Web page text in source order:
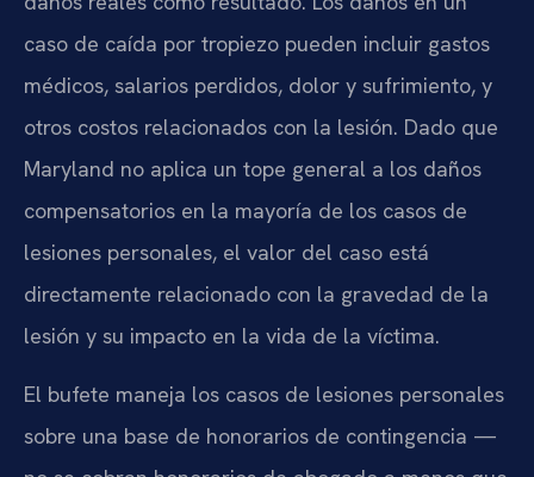
caso de caída por tropiezo pueden incluir gastos
médicos, salarios perdidos, dolor y sufrimiento, y
otros costos relacionados con la lesión. Dado que
Maryland no aplica un tope general a los daños
compensatorios en la mayoría de los casos de
lesiones personales, el valor del caso está
directamente relacionado con la gravedad de la
lesión y su impacto en la vida de la víctima.
El bufete maneja los casos de lesiones personales
sobre una base de honorarios de contingencia —